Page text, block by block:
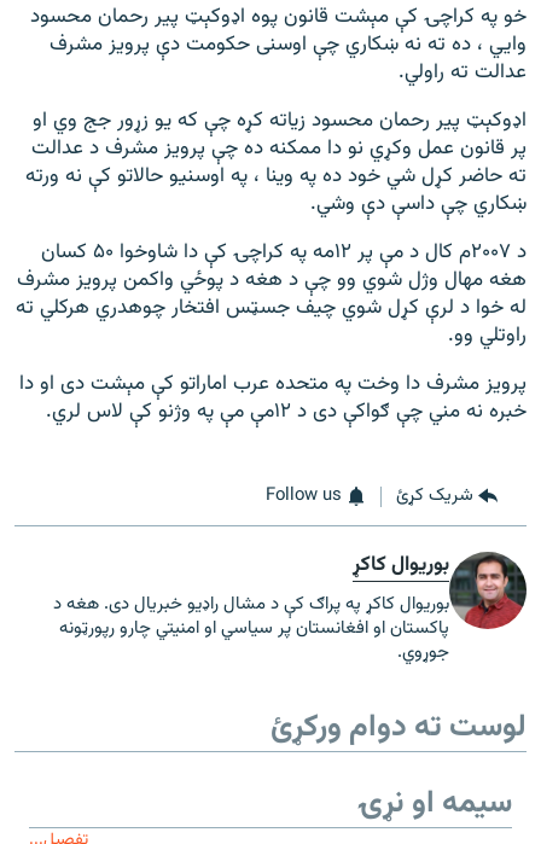
خو په کراچۍ کې مېشت قانون پوه اډوکېټ پیر رحمان محسود
وايي ، ده ته نه ښکاري چې اوسنی حکومت دې پرویز مشرف
عدالت ته راولي.
اډوکېټ پیر رحمان محسود زیاته کړه چې که یو زړور جج وي او
پر قانون عمل وکړي نو دا ممکنه ده چې پرویز مشرف د عدالت
ته حاضر کړل شي خود ده په وینا ، په اوسنیو حالاتو کې نه ورته
ښکاري چې داسې دې وشي.
د ۲۰۰۷م کال د مې پر ۱۲مه په کراچۍ کې دا شاوخوا ۵۰ کسان
هغه مهال وژل شوي وو چې د هغه د پوځي واکمن پرویز مشرف
له خوا د لرې کړل شوي چیف جسټس افتخار چوهدري هرکلي ته
راوتلي وو.
پرویز مشرف دا وخت په متحده عرب اماراتو کې مېشت دی او دا
خبره نه مني چې ګواکې دی د ۱۲مې مې په وژنو کې لاس لري.
شریک کړئ Follow us
بوریوال کاکړ
بوریوال کاکړ په پراګ کې د مشال راډیو خبریال دی. هغه د
پاکستان او افغانستان پر سیاسي او امنیتي چارو رپورټونه
جوړوي.
لوست ته دوام ورکړئ
سیمه او نړۍ